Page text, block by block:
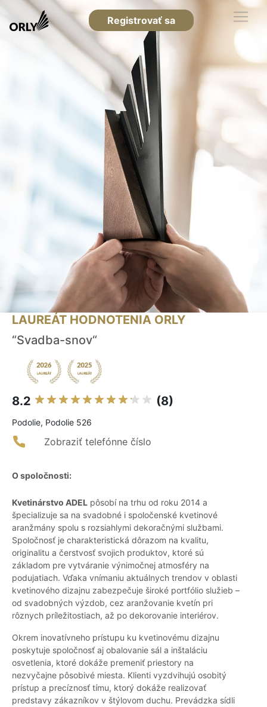
Registrovať sa
LAUREÁT HODNOTENIA ORLY
“Svadba-snov“
8.2 (8)
Podolie, Podolie 526
Zobraziť telefónne číslo
O spoločnosti:
Kvetinárstvo ADEL pôsobí na trhu od roku 2014 a
špecializuje sa na svadobné i spoločenské kvetinové
aranžmány spolu s rozsiahlymi dekoračnými službami.
Spoločnosť je charakteristická dôrazom na kvalitu,
originalitu a čerstvosť svojich produktov, ktoré sú
základom pre vytváranie výnimočnej atmosféry na
podujatiach. Vďaka vnímaniu aktuálnych trendov v oblasti
kvetinového dizajnu zabezpečuje široké portfólio služieb –
od svadobných výzdob, cez aranžovanie kvetín pri
rôznych príležitostiach, až po dekorovanie interiérov.
Okrem inovatívneho prístupu ku kvetinovému dizajnu
poskytuje spoločnosť aj obalovanie sál a inštaláciu
osvetlenia, ktoré dokáže premeniť priestory na
nezvyčajne pôsobivé miesta. Klienti vyzdvihujú osobitý
prístup a precíznosť tímu, ktorý dokáže realizovať
predstavy zákazníkov v štýlovom duchu. Prevádzka sídli